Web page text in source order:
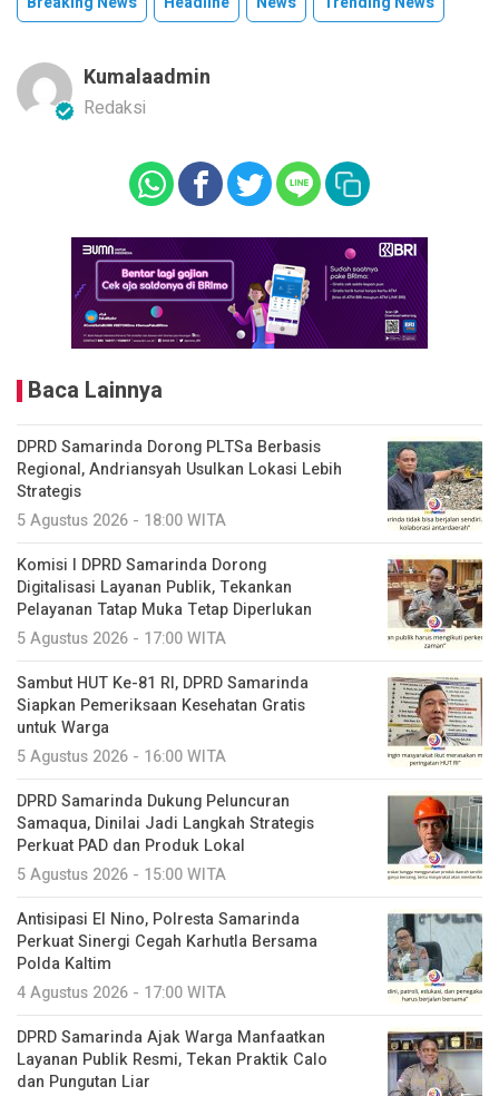
Kumalaadmin
Redaksi
Baca Lainnya
DPRD Samarinda Dorong PLTSa Berbasis
Regional, Andriansyah Usulkan Lokasi Lebih
Strategis
5 Agustus 2026 - 18:00 WITA
Komisi I DPRD Samarinda Dorong
Digitalisasi Layanan Publik, Tekankan
Pelayanan Tatap Muka Tetap Diperlukan
5 Agustus 2026 - 17:00 WITA
Sambut HUT Ke-81 RI, DPRD Samarinda
Siapkan Pemeriksaan Kesehatan Gratis
untuk Warga
5 Agustus 2026 - 16:00 WITA
DPRD Samarinda Dukung Peluncuran
Samaqua, Dinilai Jadi Langkah Strategis
Perkuat PAD dan Produk Lokal
5 Agustus 2026 - 15:00 WITA
Antisipasi El Nino, Polresta Samarinda
Perkuat Sinergi Cegah Karhutla Bersama
Polda Kaltim
4 Agustus 2026 - 17:00 WITA
DPRD Samarinda Ajak Warga Manfaatkan
Layanan Publik Resmi, Tekan Praktik Calo
dan Pungutan Liar